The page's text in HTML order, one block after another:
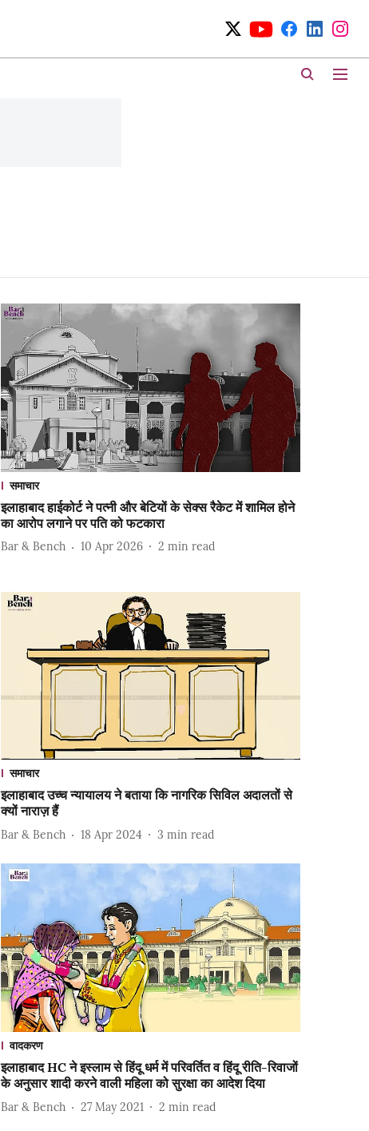
समाचार
इलाहाबाद हाईकोर्ट ने पत्नी और बेटियों के सेक्स रैकेट में शामिल होने
का आरोप लगाने पर पति को फटकारा
Bar & Bench 10 Apr 2026 2 min read
समाचार
इलाहाबाद उच्च न्यायालय ने बताया कि नागरिक सिविल अदालतों से
क्यों नाराज़ हैं
Bar & Bench 18 Apr 2024 3 min read
वादकरण
इलाहाबाद HC ने इस्लाम से हिंदू धर्म में परिवर्तित व हिंदू रीति-रिवाजों
के अनुसार शादी करने वाली महिला को सुरक्षा का आदेश दिया
Bar & Bench 27 May 2021 2 min read